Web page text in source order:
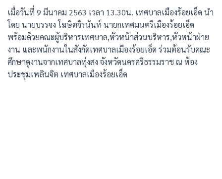
เมื่อวันที่ 9 มีนาคม 2563 เวลา 13.30น. เทศบาลเมืองร้อยเอ็ด นำ
โดย นายบรรจง โฆษิตจิรนันท์ นายกเทศมนตรีเมืองร้อยเอ็ด
พร้อมด้วยคณะผู้บริหารเทศบาล,หัวหน้าส่วนบริหาร,หัวหน้าฝ่าย
งาน และพนักงานในสังกัดเทศบาลเมืองร้อยเอ็ด ร่วมต้อนรับคณะ
ศึกษาดูงานจากเทศบาลทุ่งสง จังหวัดนครศรีธรรมราช ณ ห้อง
ประชุมเพลินจิต เทศบาลเมืองร้อยเอ็ด